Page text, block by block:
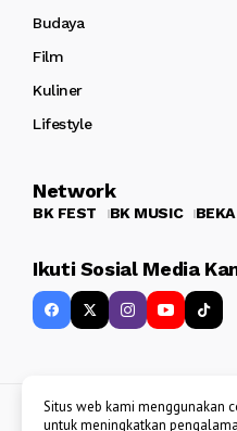
Budaya
Film
Kuliner
Lifestyle
Network
BK FEST BK MUSIC
Ikuti Sosial Media
Copyright 2013 - 2025
Situs web kami menggunakan
untuk meningkatkan